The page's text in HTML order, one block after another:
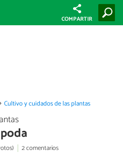
COMPARTIR
Cultivo y cuidados de las plantas
2 comentarios